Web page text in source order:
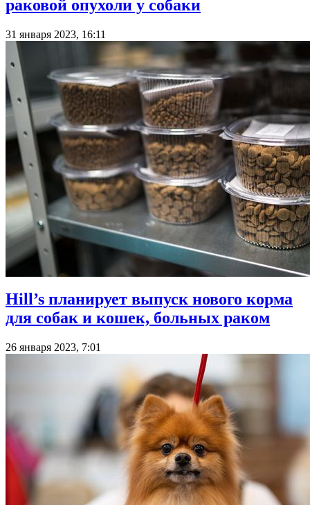
раковой опухоли у собаки
31 января 2023, 16:11
Hill’s планирует выпуск нового корма
для собак и кошек, больных раком
26 января 2023, 7:01